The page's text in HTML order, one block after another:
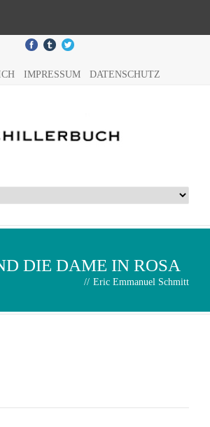
IMPRESSUM DATENSCHUTZ
DIE DAME IN ROSA
// Eric Emmanuel Schmitt